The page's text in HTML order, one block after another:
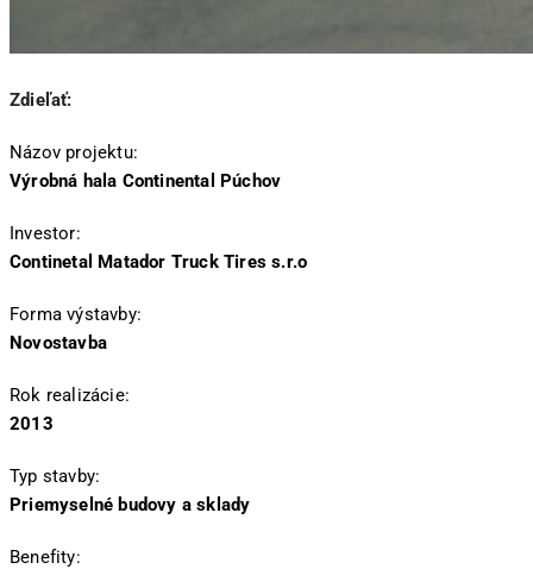
Zdieľať:
Názov projektu:
Výrobná hala Continental Púchov
Investor:
Continetal Matador Truck Tires s.r.o
Forma výstavby:
Novostavba
Rok realizácie:
2013
Typ stavby:
Priemyselné budovy a sklady
Benefity: